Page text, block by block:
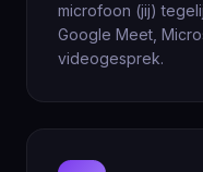
microfoon (jij)
Google Meet,
videogesprek.